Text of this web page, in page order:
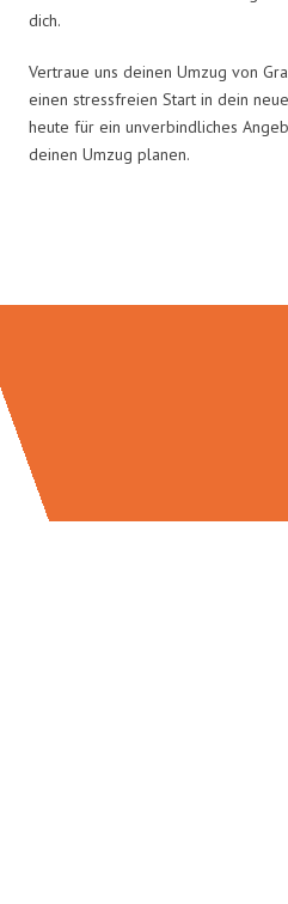
dich.
Vertraue uns deinen Umzug von
einen stressfreien Start in dein
heute für ein unverbindliches
deinen Umzug planen.